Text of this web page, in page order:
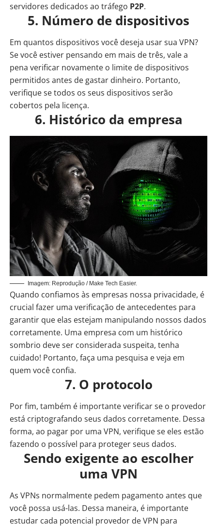
servidores dedicados ao tráfego P2P.
5. Número de dispositivos
Em quantos dispositivos você deseja usar sua VPN?
Se você estiver pensando em mais de três, vale a
pena verificar novamente o limite de dispositivos
permitidos antes de gastar dinheiro. Portanto,
verifique se todos os seus dispositivos serão
cobertos pela licença.
6. Histórico da empresa
Imagem: Reprodução / Make Tech Easier.
Quando confiamos às empresas nossa privacidade, é
crucial fazer uma verificação de antecedentes para
garantir que elas estejam manipulando nossos dados
corretamente. Uma empresa com um histórico
sombrio deve ser considerada suspeita, tenha
cuidado! Portanto, faça uma pesquisa e veja em
quem você confia.
7. O protocolo
Por fim, também é importante verificar se o provedor
está criptografando seus dados corretamente. Dessa
forma, ao pagar por uma VPN, verifique se eles estão
fazendo o possível para proteger seus dados.
Sendo exigente ao escolher
uma VPN
As VPNs normalmente pedem pagamento antes que
você possa usá-las. Dessa maneira, é importante
estudar cada potencial provedor de VPN para